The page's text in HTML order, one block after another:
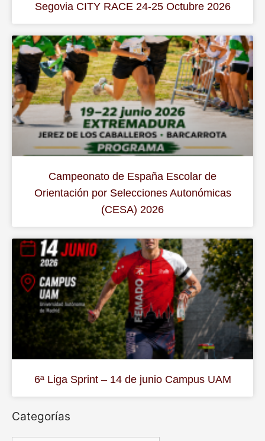
Segovia CITY RACE 24-25 Octubre 2026
Campeonato de España Escolar de
Orientación por Selecciones Autonómicas
(CESA) 2026
6ª Liga Sprint – 14 de junio Campus UAM
Categorías